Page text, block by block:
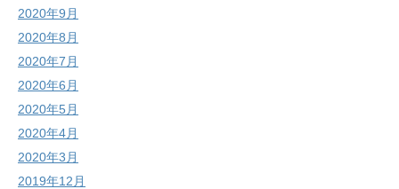
2020年9月
2020年8月
2020年7月
2020年6月
2020年5月
2020年4月
2020年3月
2019年12月